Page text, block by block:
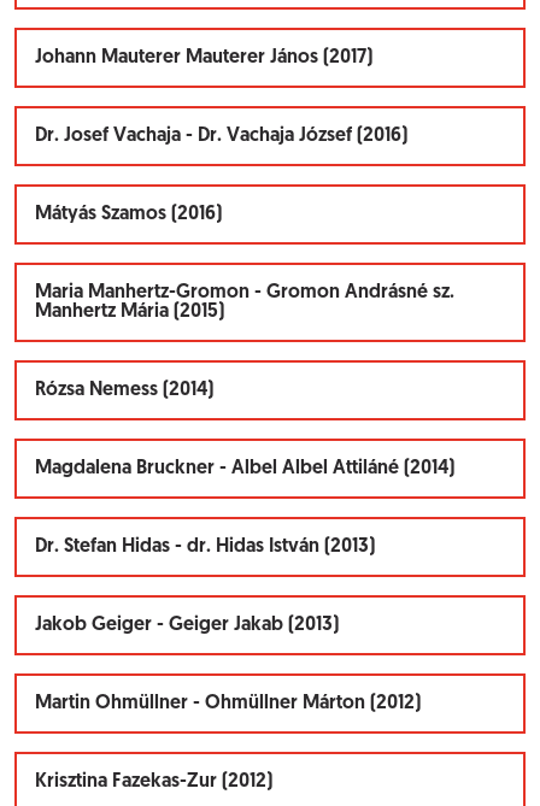
Johann Mauterer Mauterer János (2017)
Dr. Josef Vachaja - Dr. Vachaja József (2016)
Mátyás Szamos (2016)
Maria Manhertz-Gromon - Gromon Andrásné sz.
Manhertz Mária (2015)
Rózsa Nemess (2014)
Magdalena Bruckner - Albel Albel Attiláné (2014)
Dr. Stefan Hidas - dr. Hidas István (2013)
Jakob Geiger - Geiger Jakab (2013)
Martin Ohmüllner - Ohmüllner Márton (2012)
Krisztina Fazekas-Zur (2012)